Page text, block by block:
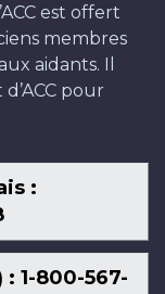
est offert
membres
aidants. Il
pour
:
1-800-567-